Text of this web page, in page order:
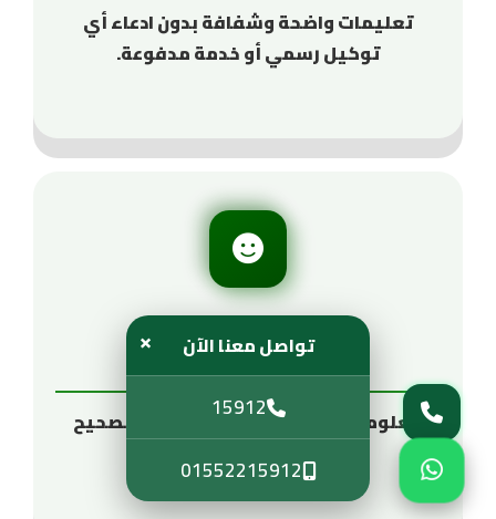
تعليمات واضحة وشفافة بدون ادعاء أي
توكيل رسمي أو خدمة مدفوعة.
تجربة معرفية
معلومات تساعدك على اتخاذ القرار الصحيح
تواصل معنا الآن ×
15912
01552215912